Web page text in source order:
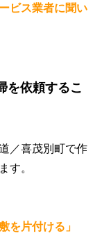
ビス業者に聞い
を依頼するこ
／喜茂別町で作
す。
を片付ける」